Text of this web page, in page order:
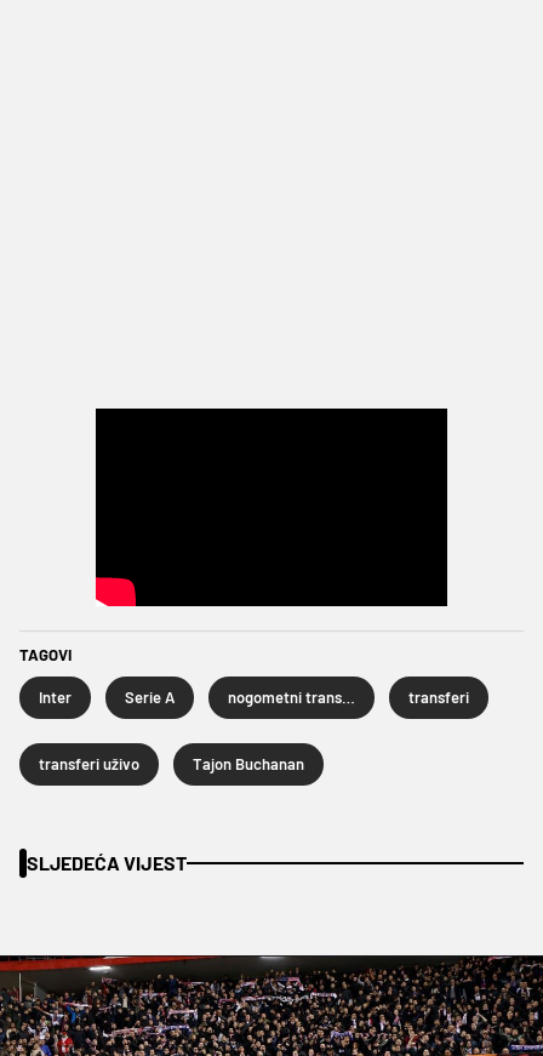
TAGOVI
Inter Serie A transferi
transferi uživo Tajon Buchanan
SLJEDEĆA VIJEST